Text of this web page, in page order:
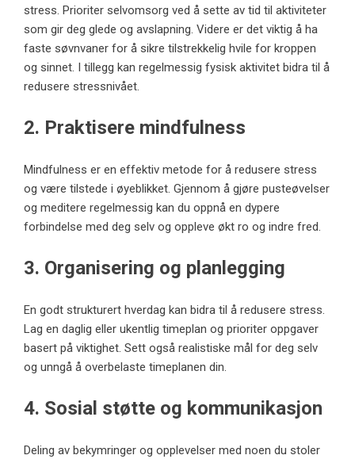
stress. Prioriter selvomsorg ved å sette av tid til aktiviteter
som gir deg glede og avslapning. Videre er det viktig å ha
faste søvnvaner for å sikre tilstrekkelig hvile for kroppen
og sinnet. I tillegg kan regelmessig fysisk aktivitet bidra til å
redusere stressnivået.
2. Praktisere mindfulness
Mindfulness er en effektiv metode for å redusere stress
og være tilstede i øyeblikket. Gjennom å gjøre pusteøvelser
og meditere regelmessig kan du oppnå en dypere
forbindelse med deg selv og oppleve økt ro og indre fred.
3. Organisering og planlegging
En godt strukturert hverdag kan bidra til å redusere stress.
Lag en daglig eller ukentlig timeplan og prioriter oppgaver
basert på viktighet. Sett også realistiske mål for deg selv
og unngå å overbelaste timeplanen din.
4. Sosial støtte og kommunikasjon
Deling av bekymringer og opplevelser med noen du stoler